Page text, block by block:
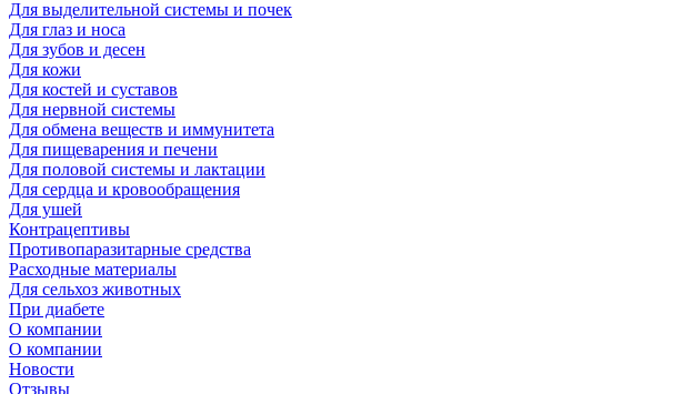
Для выделительной системы и почек
Для глаз и носа
Для зубов и десен
Для кожи
Для костей и суставов
Для нервной системы
Для обмена веществ и иммунитета
Для пищеварения и печени
Для половой системы и лактации
Для сердца и кровообращения
Для ушей
Контрацептивы
Противопаразитарные средства
Расходные материалы
Для сельхоз животных
При диабете
О компании
О компании
Новости
Отзывы